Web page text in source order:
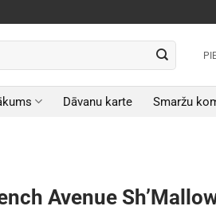
Dāvanu karte Smaržu
Avenue